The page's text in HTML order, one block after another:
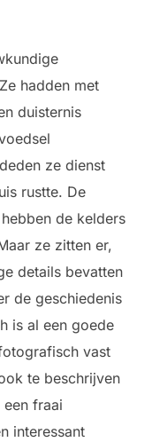
hadden met
duisternis
ze dienst
rustte. De
de kelders
ze zitten er,
details bevatten
de geschiedenis
is al een goede
vast
te beschrijven
fraai
interessant